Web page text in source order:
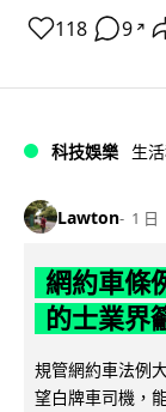
118 9 ↗
科技娛樂 生
Lawton 1 日
網約車條
的士業界
規管網約車法例
望白牌車司機，